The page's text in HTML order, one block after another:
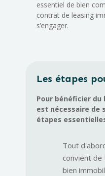
essentiel de bien
contrat de leasing
s’engager.
Les étapes
Pour bénéficier
est nécessaire de
étapes
Tout
convient de
bien